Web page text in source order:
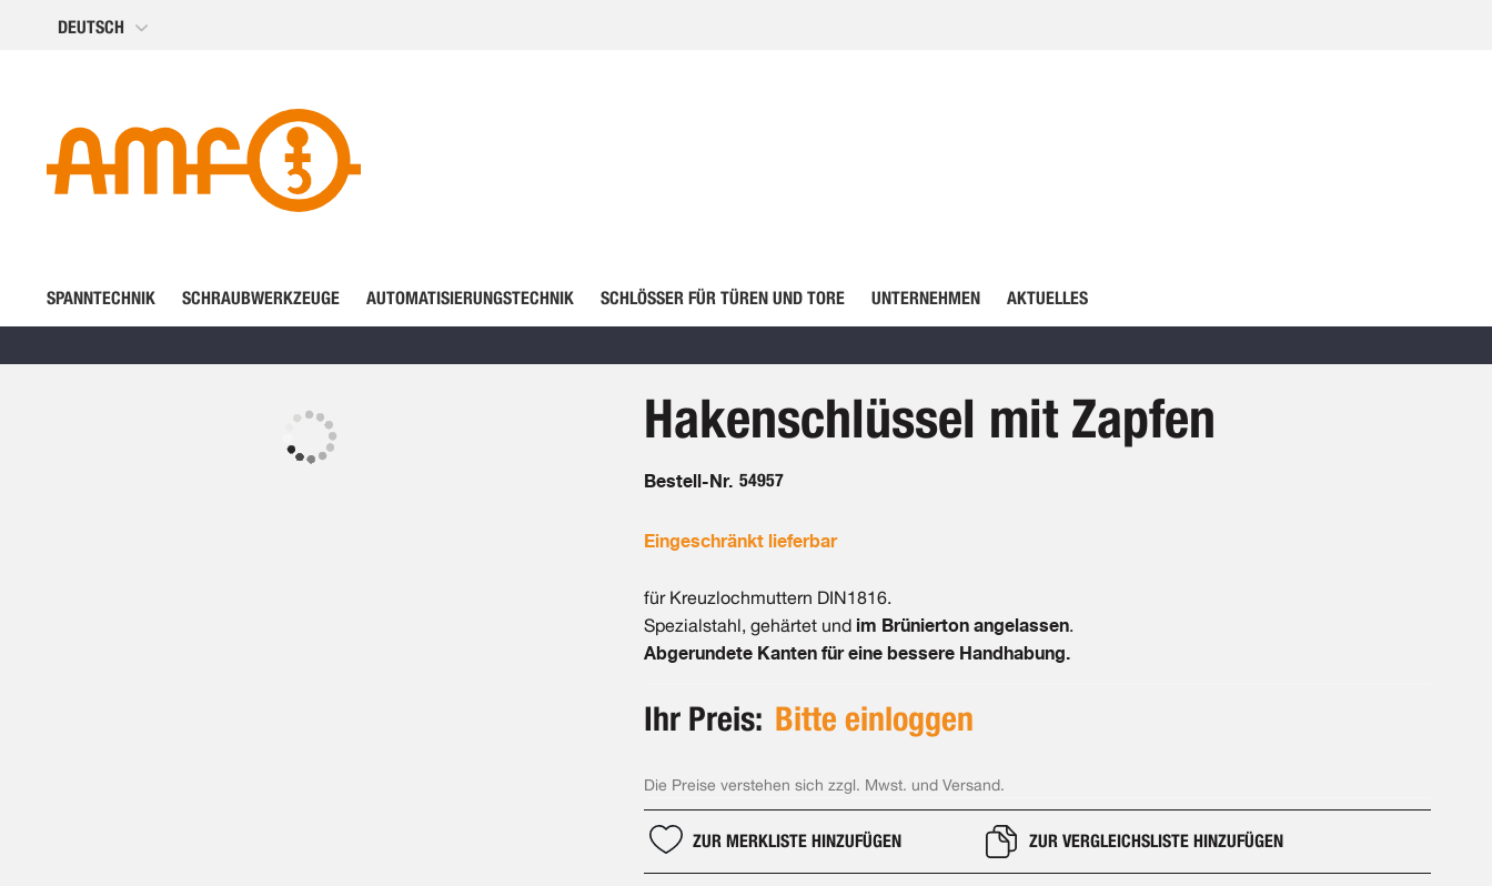
Direkt
DEUTSCH
SPANNTECHNIK SCHRAUBWERKZEUGE AUTOMATISIERUNGSTECHNIK SCHLÖSSER FÜR TÜREN UND TORE UNTERNEHMEN AKTUELLES
Hakenschlüssel mit Zapfen
Bestell-Nr. 54957
Eingeschränkt lieferbar
für Kreuzlochmuttern DIN1816.
Spezialstahl, gehärtet und im Brünierton angelassen.
Abgerundete Kanten für eine bessere Handhabung.
Ihr Preis: Bitte einloggen
Die Preise verstehen sich zzgl. Mwst. und Versand.
ZUR MERKLISTE HINZUFÜGEN ZUR VERGLEICHSLISTE HINZUFÜGEN